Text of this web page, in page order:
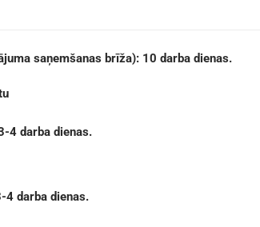
saņemšanas brīža): 10 darba dienas.
4 darba dienas.
4 darba dienas.